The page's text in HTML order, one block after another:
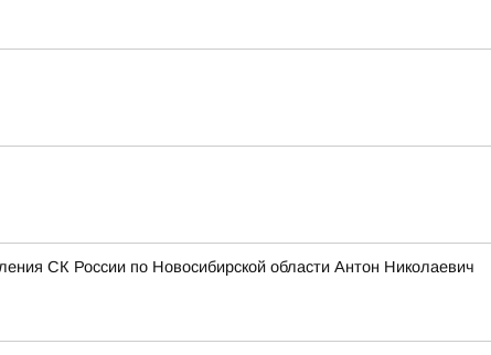
СК России по Новосибирской области Антон Николаевич